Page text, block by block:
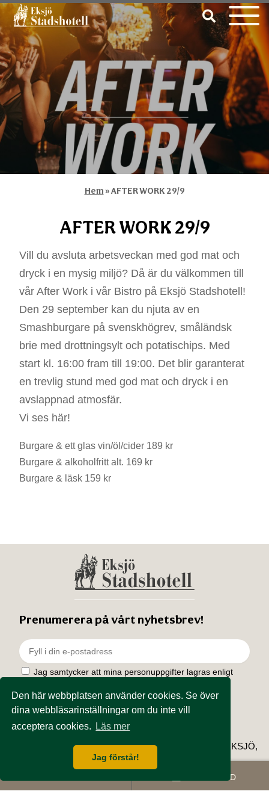
Den här webbplatsen använder cookies. Se över
dina webbläsarinställningar om du inte vill
acceptera cookies.
Läs mer
Jag förstår!
Hem»AFTER WORK 29/9
AFTER WORK 29/9
Vill du avsluta arbetsveckan med god mat och
dryck i en mysig miljö? Då är du välkommen till
vår After Work i vår Bistro på Eksjö Stadshotell!
Den 29 september kan du njuta av en
Smashburgare på svenskhögrev, småländsk
brie med drottningsylt och potatischips. Med
start kl. 16:00 fram till 19:00. Det blir garanterat
en trevlig stund med god mat och dryck i en
avslappnad atmosfär.
Vi ses här!
Burgare & ett glas vin/öl/cider 189 kr
Burgare & alkoholfritt alt. 169 kr
Burgare & läsk 159 kr
BOKA BORD
EKSJÖ STADSHOTELL, STORA TORGET 9, 575 31 EKSJÖ,
0381-130 20, INFO@EKSJOSTADSHOTELL.SE
Prenumerera på vårt nyhetsbrev!
Jag samtycker att mina personuppgifter lagras enligt